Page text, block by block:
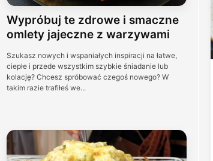
Wypróbuj te zdrowe i smaczne
omlety jajeczne z warzywami
Szukasz nowych i wspaniałych inspiracji na łatwe,
ciepłe i przede wszystkim szybkie śniadanie lub
kolację? Chcesz spróbować czegoś nowego? W
takim razie trafiłeś we...